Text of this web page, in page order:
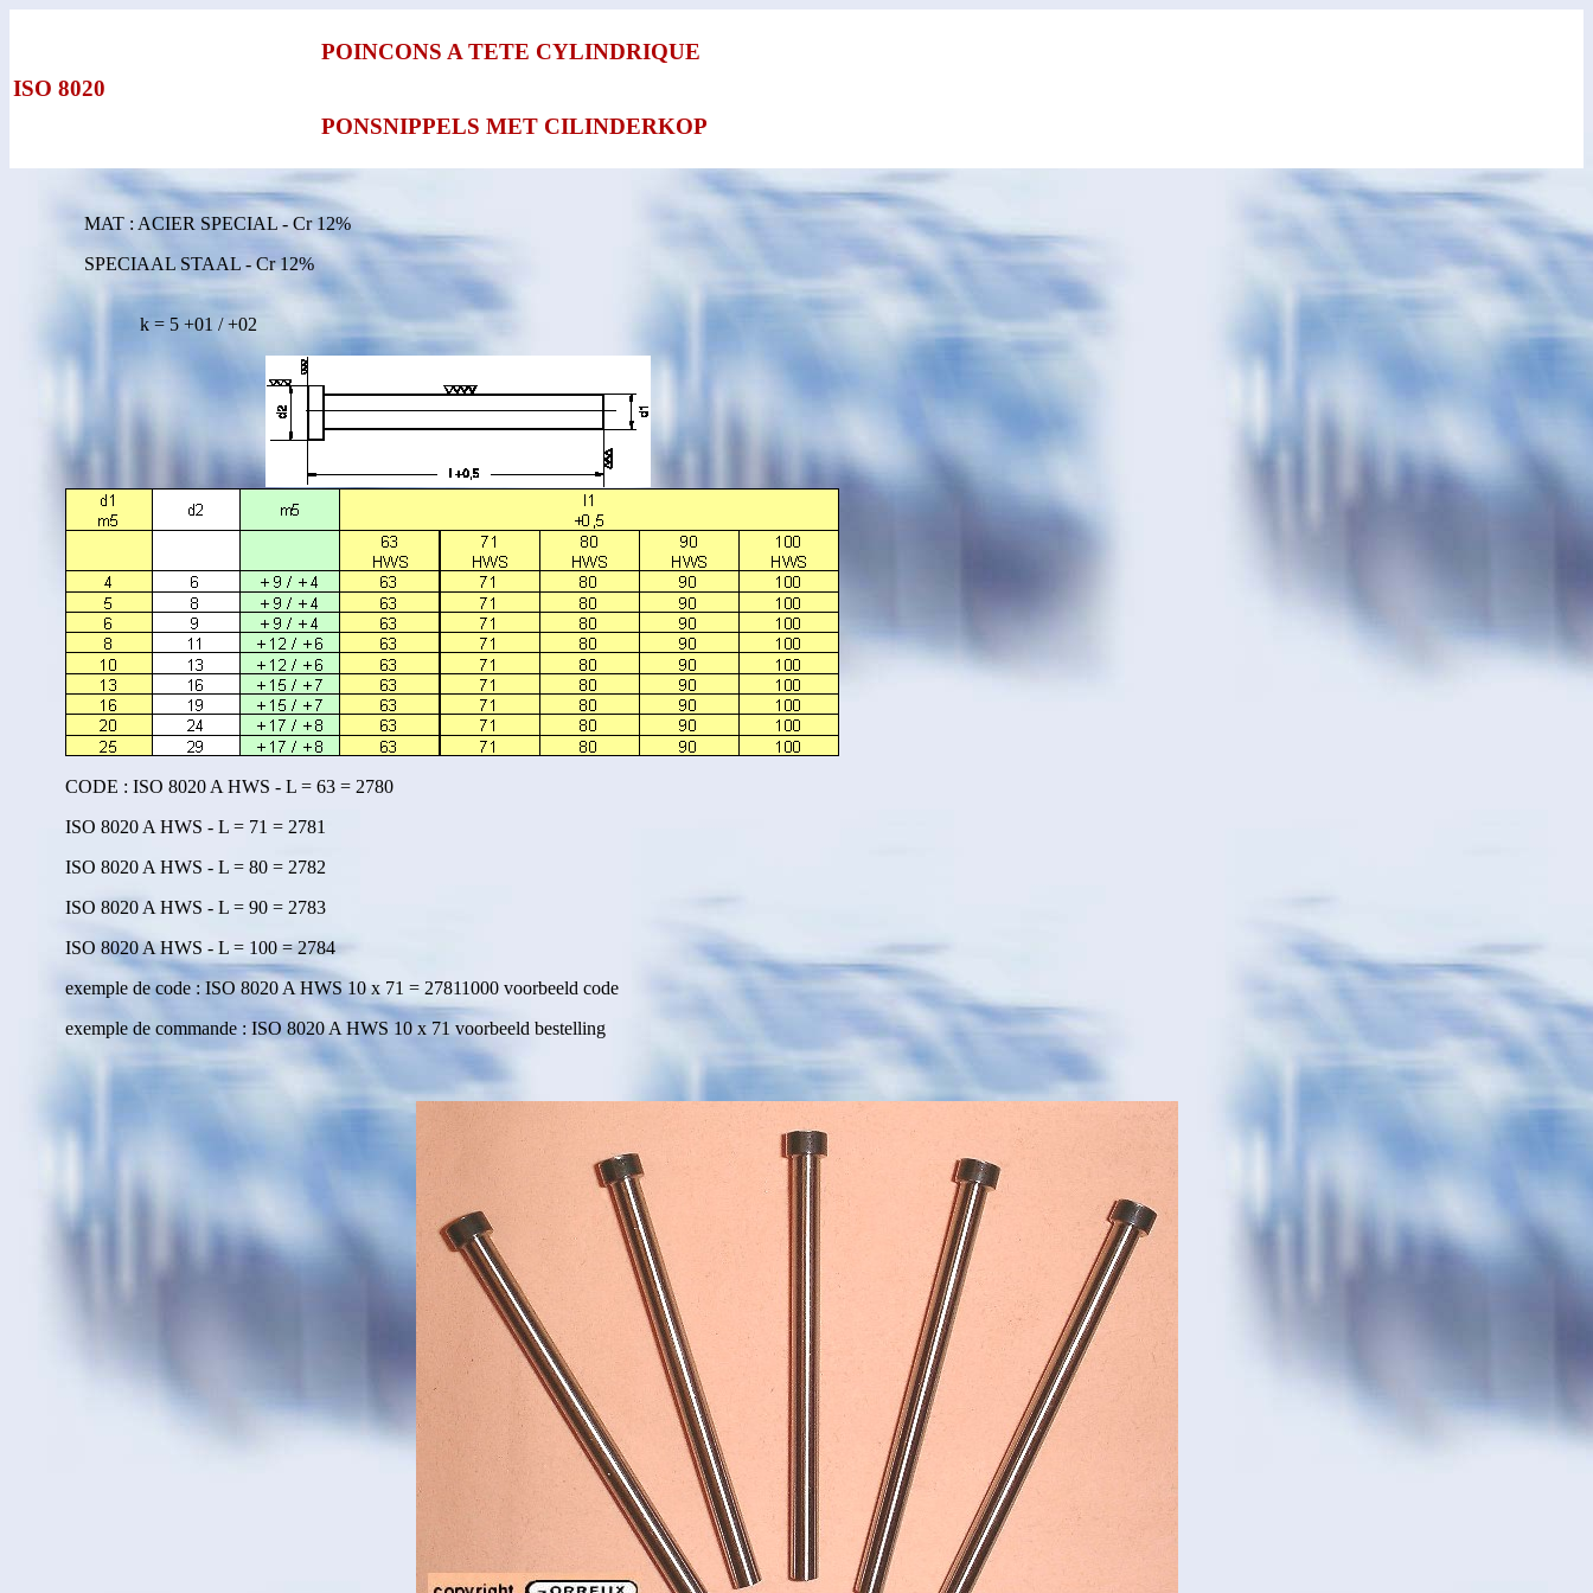
ISO 8020
POINCONS A TETE CYLINDRIQUE
PONSNIPPELS MET CILINDERKOP
MAT : ACIER SPECIAL - Cr 12%
SPECIAAL STAAL - Cr 12%
k = 5 +01 / +02
CODE : ISO 8020 A HWS - L = 63 = 2780
ISO 8020 A HWS - L = 71 = 2781
ISO 8020 A HWS - L = 80 = 2782
ISO 8020 A HWS - L = 90 = 2783
ISO 8020 A HWS - L = 100 = 2784
exemple de code : ISO 8020 A HWS 10 x 71 = 27811000 voorbeeld code
exemple de commande : ISO 8020 A HWS 10 x 71 voorbeeld bestelling